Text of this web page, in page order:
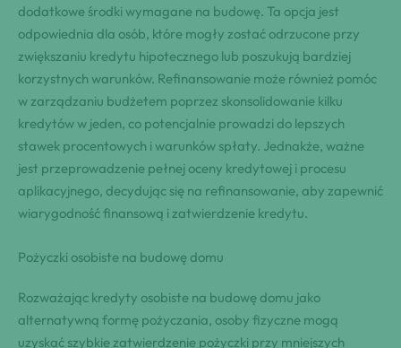
dodatkowe środki wymagane na budowę. Ta opcja jest
odpowiednia dla osób, które mogły zostać odrzucone przy
zwiększaniu kredytu hipotecznego lub poszukują bardziej
korzystnych warunków. Refinansowanie może również pomóc
w zarządzaniu budżetem poprzez skonsolidowanie kilku
kredytów w jeden, co potencjalnie prowadzi do lepszych
stawek procentowych i warunków spłaty. Jednakże, ważne
jest przeprowadzenie pełnej oceny kredytowej i procesu
aplikacyjnego, decydując się na refinansowanie, aby zapewnić
wiarygodność finansową i zatwierdzenie kredytu.
Pożyczki osobiste na budowę domu
Rozważając kredyty osobiste na budowę domu jako
alternatywną formę pożyczania, osoby fizyczne mogą
uzyskać szybkie zatwierdzenie pożyczki przy mniejszych